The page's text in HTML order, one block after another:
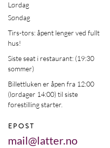
Lørdag
Søndag
Tirs-tors: åpent lenger ved fullt
hus!
Siste seat i restaurant: (19:30
sommer)
Billettluken er åpen fra 12:00
(lørdager 14:00) til siste
forestilling starter.
EPOST
mail@latter.no